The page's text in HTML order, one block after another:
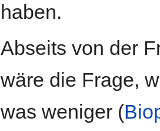
haben.
Abseits von der
wäre die Frage,
was weniger (